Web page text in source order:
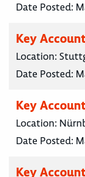
Date Posted:
Key
Location:
Date Posted:
Key
Location:
Date Posted:
Key